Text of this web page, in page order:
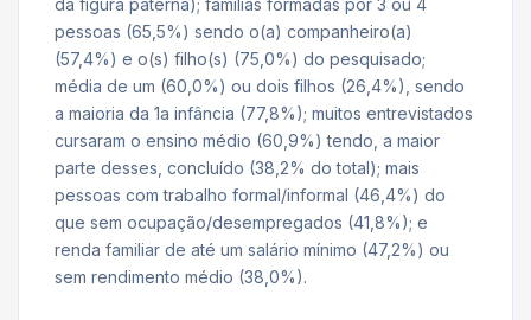
da figura paterna); famílias formadas por 3 ou 4
pessoas (65,5%) sendo o(a) companheiro(a)
(57,4%) e o(s) filho(s) (75,0%) do pesquisado;
média de um (60,0%) ou dois filhos (26,4%), sendo
a maioria da 1a infância (77,8%); muitos entrevistados
cursaram o ensino médio (60,9%) tendo, a maior
parte desses, concluído (38,2% do total); mais
pessoas com trabalho formal/informal (46,4%) do
que sem ocupação/desempregados (41,8%); e
renda familiar de até um salário mínimo (47,2%) ou
sem rendimento médio (38,0%).